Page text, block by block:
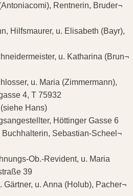
Rentnerin, Bruder¬
Hilfsmaurer, u. Elisabeth (Bayr),
u. Katharina (Brun¬
u. Maria (Zimmermann),
4, T 75932
Hans)
Höttinger Gasse 6
Buchhalterin, Sebastian-Scheel¬
Ob.-Revident, u. Maria
39
Gärtner, u. Anna (Holub), Pacher¬